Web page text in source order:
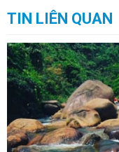
TIN LIÊN QUAN